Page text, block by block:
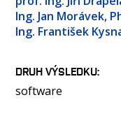
Ing. Jan Morávek,
Ing. František
DRUH VÝSLEDKU
software